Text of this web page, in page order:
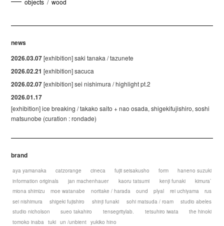
objects / wood
news
2026.03.07[exhibition] saki tanaka / tazunete
2026.02.21 [exhibition] sacuca
2026.02.07[exhibition] sei nishimura / highlight pt.2
2026.01.17
[exhibition] ice breaking / takako saito + nao osada, shigekifujishiro, soshi
matsunobe (curation : rondade)
brand
aya yamanaka catzorange cineca fujii seisakusho form
haneno suzuki
information originals
jan machenhauer kaoru tatsumi kenji funaki
kimura`
miona shimizu
moe watanabe noritake / harada ound plyal rei uchiyama
rus
sei nishimura
shigeki fujishiro shinji funaki sohi matsuda / roam
studio abeles
studio nicholson
sueo takahiro tensegritylab. tetsuhiro iwata
the hinoki
tomoko inaba
tuki un /unbient yukiko hino